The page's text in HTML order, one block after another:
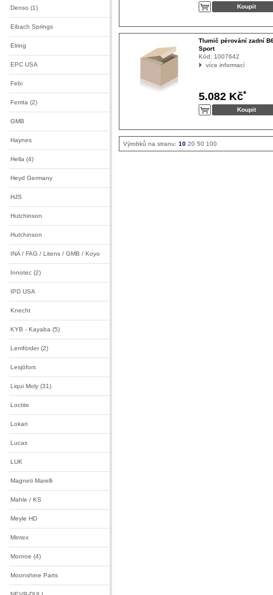
Denso (1)
Eibach Springs
Elring
EPC USA
Febi
Ferrita (2)
GMB
Haynes
Hella (4)
Heyd Germany
HJS
Hutchinson
Hutchinson
INA / FAG / Litens / GMB / Koyo
Innotec (2)
IPD USA
Knecht
KYB - Kayaba (5)
Lemförder (2)
Lesjöfors
Liqui Moly (31)
Loctite
Lokari
Lucas
LUK
Magneti Marelli
Mahle / KS
Meyle HD
Mintex
Monroe (4)
Moonshine Parts
Tlumič pérování zadní
Sport
Kód: 1007642
více informací
5.082 Kč*
Výrobků na stranu: 10 20 50 100